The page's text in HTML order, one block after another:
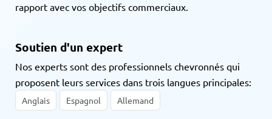
rapport avec vos objectifs commerciaux.
Soutien d'un expert
Nos experts sont des professionnels chevronnés qui
proposent leurs services dans trois langues principales:
Anglais Espagnol Allemand